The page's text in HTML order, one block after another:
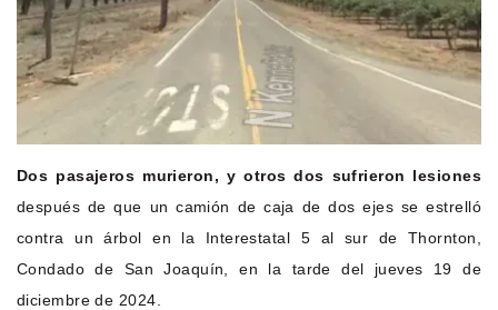
Dos pasajeros murieron, y otros dos sufrieron lesiones
después de que un camión de caja de dos ejes se estrelló
contra un árbol en la Interestatal 5 al sur de Thornton,
Condado de San Joaquín, en la tarde del jueves 19 de
diciembre de 2024.